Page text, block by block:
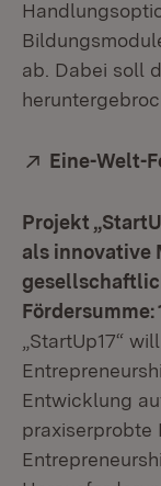
ab. Dabei soll
Extern:
Eine-Welt-
Projekt
als innovative
Fördersumme:
„StartUp17“
Entwicklung
praxiserprobte